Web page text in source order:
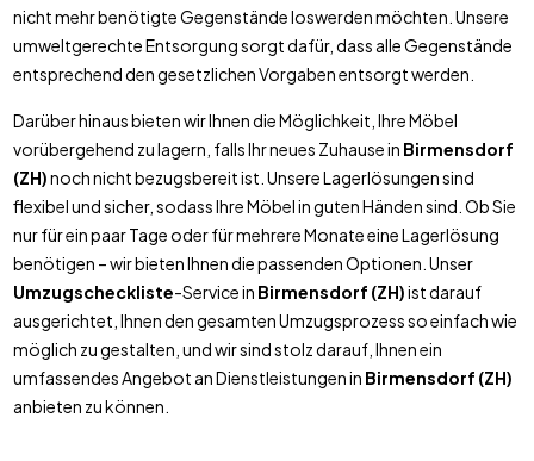
nicht mehr benötigte Gegenstände loswerden möchten. Unsere
umweltgerechte Entsorgung sorgt dafür, dass alle Gegenstände
entsprechend den gesetzlichen Vorgaben entsorgt werden.
Darüber hinaus bieten wir Ihnen die Möglichkeit, Ihre Möbel
vorübergehend zu lagern, falls Ihr neues Zuhause in Birmensdorf
(ZH)noch nicht bezugsbereit ist. Unsere Lagerlösungen sind
flexibel und sicher, sodass Ihre Möbel in guten Händen sind. Ob Sie
nur für ein paar Tage oder für mehrere Monate eine Lagerlösung
benötigen – wir bieten Ihnen die passenden Optionen. Unser
Umzugscheckliste-Service in Birmensdorf (ZH)ist darauf
ausgerichtet, Ihnen den gesamten Umzugsprozess so einfach wie
möglich zu gestalten, und wir sind stolz darauf, Ihnen ein
umfassendes Angebot an Dienstleistungen in Birmensdorf (ZH)
anbieten zu können.